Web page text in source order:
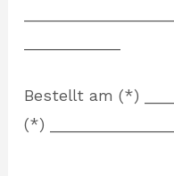
Bestellt am (*)
(*)